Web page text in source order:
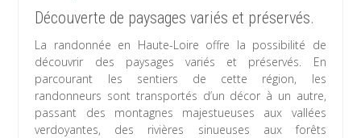
Découverte de paysages variés et préservés.
La randonnée en Haute-Loire offre la possibilité de
découvrir des paysages variés et préservés. En
parcourant les sentiers de cette région, les
randonneurs sont transportés d’un décor à un autre,
passant des montagnes majestueuses aux vallées
verdoyantes, des rivières sinueuses aux forêts